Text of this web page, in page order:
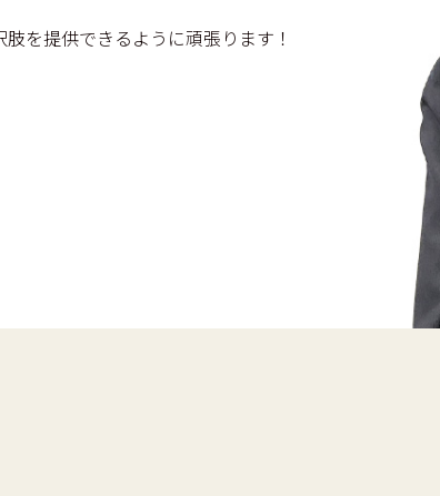
を提供できるように頑張ります！